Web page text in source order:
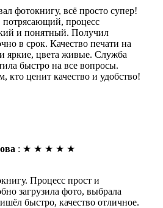
фотокнигу, всё просто супер!
процесс
и понятный. Получил
в срок. Качество печати на
яркие, цвета живые. Служба
быстро на все вопросы.
кто ценит качество и удобство!
: ★ ★ ★ ★ ★
Процесс прост и
загрузила фото, выбрала
быстро, качество отличное.